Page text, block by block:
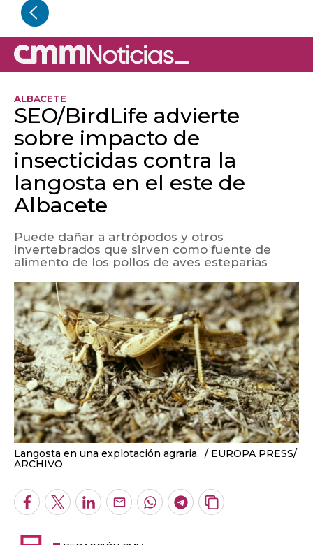
ALBACETE
SEO/BirdLife advierte
sobre impacto de
insecticidas contra la
langosta en el este de
Albacete
Puede dañar a artrópodos y otros
invertebrados que sirven como fuente de
alimento de los pollos de aves esteparias
Langosta en una explotación agraria.
EUROPA PRESS/
ARCHIVO
Facebook
TwitterLinkedInEnviarWhatsapp
Telegram
Copiar